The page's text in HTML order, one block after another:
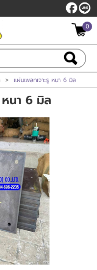
ชิก
0
> แผ่นเพลทเจาะรู หนา 6 มิล
หนา 6 มิล